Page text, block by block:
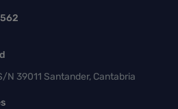
N 39011 Santander, Cantabria